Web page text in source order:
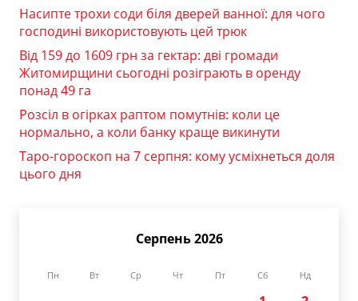
Насипте трохи соди біля дверей ванної: для чого
господині використовують цей трюк
Від 159 до 1609 грн за гектар: дві громади
Житомирщини сьогодні розіграють в оренду
понад 49 га
Розсіл в огірках раптом помутнів: коли це
нормально, а коли банку краще викинути
Таро-гороскоп на 7 серпня: кому усміхнеться доля
цього дня
Серпень 2026
Пн Вт Ср Чт Пт Сб Нд